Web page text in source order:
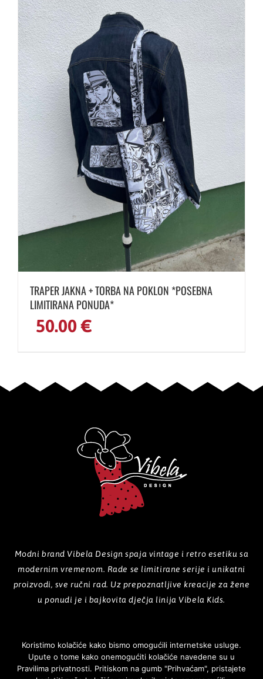
TRAPER JAKNA + TORBA NA POKLON *POSEBNA
LIMITIRANA PONUDA*
50.00€
Modni brand Vibela Design spaja vintage i retro esetiku sa
modernim vremenom. Rade se limitirane serije i unikatni
proizvodi, sve ručni rad. Uz prepoznatljive kreacije za žene
u ponudi je i bajkovita dječja linija Vibela Kids.
POČETNA O NAMA PROIZVODI GALERIJA
KOLEKCIJE
Koristimo kolačiće kako bismo omogućili internetske usluge.
Upute o tome kako onemogućiti kolačiće navedene su u
Pravilima privatnosti. Pritiskom na gumb "Prihvaćam", pristajete